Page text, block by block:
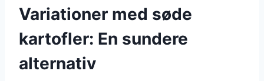
Variationer med søde
kartofler: En sundere
alternativ